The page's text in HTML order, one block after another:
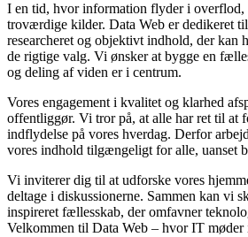
I en tid, hvor information flyder i overflod,
troværdige kilder. Data Web er dedikeret
researcheret og objektivt indhold, der
de rigtige valg. Vi ønsker at bygge en
og deling af viden er i centrum.
Vores engagement i kvalitet og klarhed
offentliggør. Vi tror på, at alle har ret til at
indflydelse på vores hverdag. Derfor
vores indhold tilgængeligt for alle, uanset
Vi inviterer dig til at udforske vores
deltage i diskussionerne. Sammen kan vi
inspireret fællesskab, der omfavner
Velkommen til Data Web – hvor IT møder